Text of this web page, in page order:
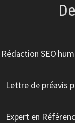
Rédaction SEO
Lettre de préavis
Expert en